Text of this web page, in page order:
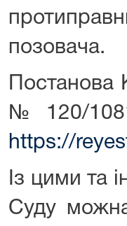
позовача.
№ 120/
https://
Із цими та
Суду